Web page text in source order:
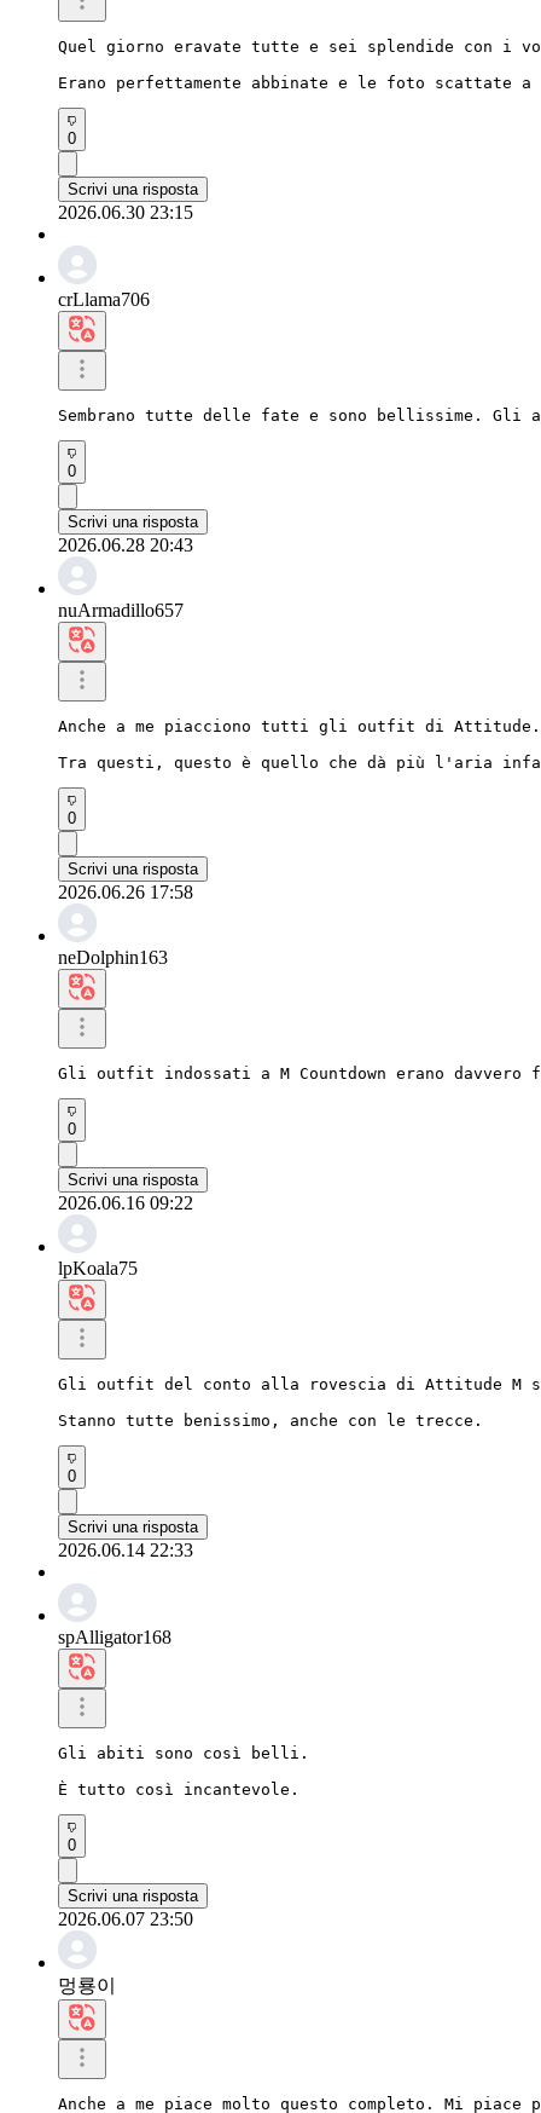
Quel giorno eravate tutte e sei splendide
Erano perfettamente abbinate e le foto scattate a
0
Scrivi una risposta
2026.06.30 23:15
crLlama706
Sembrano tutte delle fate e sono bellissime.
0
Scrivi una risposta
2026.06.28 20:43
nuArmadillo657
Anche a me piacciono tutti gli outfit di Attitude.
Tra questi, questo è quello che dà più l'aria
0
Scrivi una risposta
2026.06.26 17:58
neDolphin163
Gli outfit indossati a M Countdown erano
0
Scrivi una risposta
2026.06.16 09:22
lpKoala75
Gli outfit del conto alla rovescia di Attitude M
Stanno tutte benissimo, anche con le trecce.
0
Scrivi una risposta
2026.06.14 22:33
spAlligator168
Gli abiti sono così belli.
È tutto così incantevole.
0
Scrivi una risposta
2026.06.07 23:50
멍룡이
Anche a me piace molto questo completo. Mi piace